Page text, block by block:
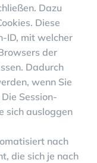
Dazu
Diese
ID, mit welcher
der
Dadurch
wenn Sie
Session-
sich ausloggen
nach
die sich je nach